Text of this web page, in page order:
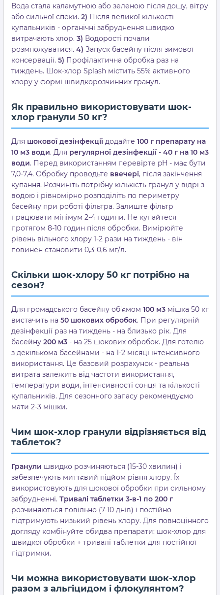
Вода стала каламутною або зеленою після дощу, вітру
або сильної спеки. 2) Після великої кількості
купальників - органічні забруднення швидко
витрачають хлор. 3) Водорості почали
розмножуватися. 4) Запуск басейну після зимової
консервації. 5) Профілактична обробка раз на
тиждень. Шок-хлор Splash містить 55% активного
хлору у формі швидкорозчинних гранул.
Як правильно використовувати шок-
хлор гранули 50 кг?
Для шокової дезінфекції додайте 100 г препарату на
10 м3 води. Для регулярної дезінфекції - 40 г на 10 м3
води. Перед використанням перевірте pH - має бути
7,0-7,4. Обробку проводьте ввечері, після закінчення
купання. Розчиніть потрібну кількість гранул у відрі з
водою і рівномірно розподіліть по периметру
басейну при роботі фільтра. Залиште фільтр
працювати мінімум 2-4 години. Не купайтеся
протягом 8-10 годин після обробки. Вимірюйте
рівень вільного хлору 1-2 рази на тиждень - він
повинен становити 0,3-0,6 мг/л.
Скільки шок-хлору 50 кг потрібно на
сезон?
Для громадського басейну об'ємом 100 м3 мішка 50 кг
вистачить на 50 шокових обробок. При регулярній
дезінфекції раз на тиждень - на близько рік. Для
басейну 200 м3 - на 25 шокових обробок. Для готелю
з декількома басейнами - на 1-2 місяці інтенсивного
використання. Це базовий розрахунок - реальна
витрата залежить від частоти використання,
температури води, інтенсивності сонця та кількості
купальників. Для сезонного запасу рекомендуємо
мати 2-3 мішки.
Чим шок-хлор гранули відрізняється від
таблеток?
Гранули швидко розчиняються (15-30 хвилин) і
забезпечують миттєвий підйом рівня хлору. Їх
використовують для шокової обробки при сильному
забрудненні. Тривалі таблетки 3-в-1 по 200 г
розчиняються повільно (7-10 днів) і постійно
підтримують низький рівень хлору. Для повноцінного
догляду комбінуйте обидва препарати: шок-хлор для
швидкої обробки + тривалі таблетки для постійної
підтримки.
Чи можна використовувати шок-хлор
разом з альгіцидом і флокулянтом?